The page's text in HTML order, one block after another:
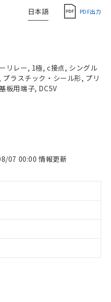
日本語 PDF出力
リレー, 1極, c接点, シングル
プラスチック・シール形, プリ
板用端子, DC5V
07 00:00 情報更新